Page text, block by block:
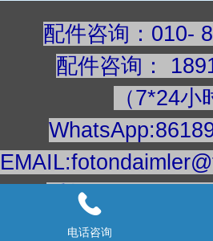
配件咨询：010-
配件咨询 ：
（7*24小
手机/微信：
建议用电脑浏
电话咨询